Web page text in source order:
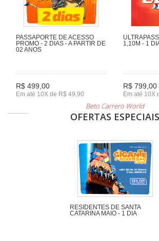
PASSAPORTE DE ACESSO
PROMO - 2 DIAS - A PARTIR DE
02 ANOS
R$ 499,00
Em até 10X de R$ 49,90
1,10M - 1
R$ 799,00
Em até 10X
Beto Carrero World
OFERTAS ESPECIAIS
RESIDENTES DE SANTA
CATARINA MAIO - 1 DIA